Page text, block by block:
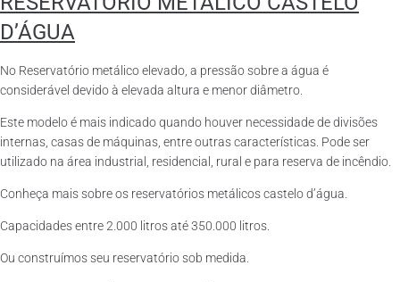
D’ÁGUA
No Reservatório metálico elevado, a pressão sobre a água é
considerável devido à elevada altura e menor diâmetro.
Este modelo é mais indicado quando houver necessidade de divisões
internas, casas de máquinas, entre outras características. Pode ser
utilizado na área industrial, residencial, rural e para reserva de incêndio.
Conheça mais sobre os reservatórios metálicos castelo d’água.
Capacidades entre 2.000 litros até 350.000 litros.
Ou construímos seu reservatório sob medida.